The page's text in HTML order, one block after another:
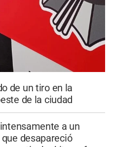
de un tiro en la
de la ciudad
a un
desapareció